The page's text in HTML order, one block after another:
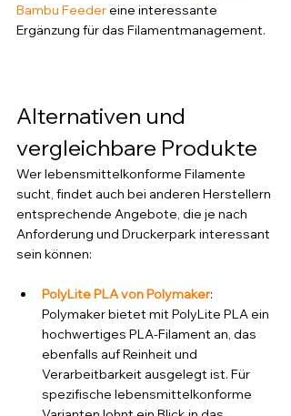
Bambu Feeder eine interessante
Ergänzung für das Filamentmanagement.
Alternativen und
vergleichbare Produkte
Wer lebensmittelkonforme Filamente
sucht, findet auch bei anderen Herstellern
entsprechende Angebote, die je nach
Anforderung und Druckerpark interessant
sein können:
PolyLite PLA von Polymaker:
Polymaker bietet mit PolyLite PLA ein
hochwertiges PLA-Filament an, das
ebenfalls auf Reinheit und
Verarbeitbarkeit ausgelegt ist. Für
spezifische lebensmittelkonforme